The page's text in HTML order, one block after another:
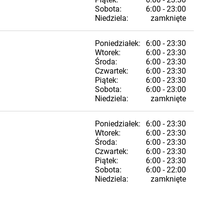
Sobota:
6:00 - 23:00
Niedziela:
zamknięte
Poniedziałek:
6:00 - 23:30
Wtorek:
6:00 - 23:30
Środa:
6:00 - 23:30
Czwartek:
6:00 - 23:30
Piątek:
6:00 - 23:30
Sobota:
6:00 - 23:00
Niedziela:
zamknięte
Poniedziałek:
6:00 - 23:30
Wtorek:
6:00 - 23:30
Środa:
6:00 - 23:30
Czwartek:
6:00 - 23:30
Piątek:
6:00 - 23:30
Sobota:
6:00 - 22:00
Niedziela:
zamknięte